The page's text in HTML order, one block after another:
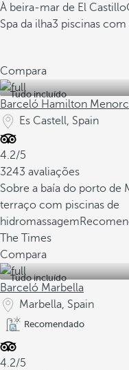
À beira-mar de El Castillo
Spa da ilha3 piscinas
Compara
Tudo incluído
Barceló Hamilton
Es Castell, Spain
4.2/5
3243 avaliações
Sobre a baía do porto de
terraço com piscinas de
hidromassagem
The Times
Compara
Tudo incluído
Barceló Marbella
Marbella, Spain
Recomendado
4.2/5